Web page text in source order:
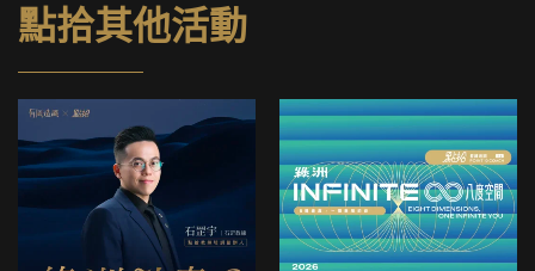
點拾其他活動